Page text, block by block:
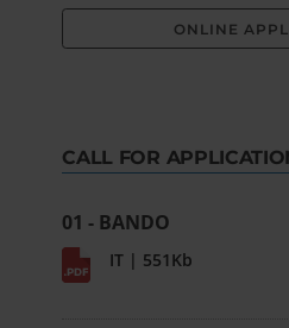
ONLINE
CALL FOR
01 - BANDO
IT | 551Kb